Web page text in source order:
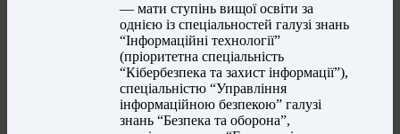
— мати ступінь вищої освіти за
однією із спеціальностей галузі знань
“Інформаційні технології”
(пріоритетна спеціальність
“Кібербезпека та захист інформації”),
спеціальністю “Управління
інформаційною безпекою” галузі
знань “Безпека та оборона”,